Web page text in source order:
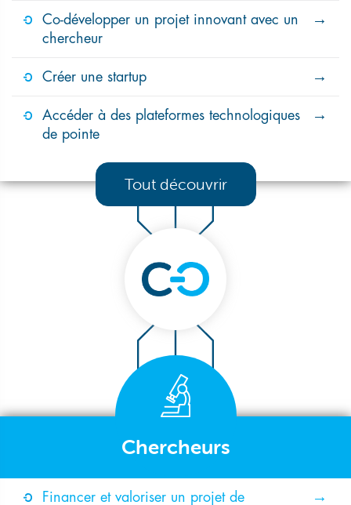
Co-développer un projet innovant avec un
chercheur
Créer une startup
Accéder à des plateformes technologiques
de pointe
Tout découvrir
Chercheurs
Financer et valoriser un projet de